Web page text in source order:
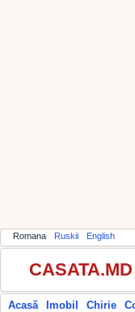
Romana Ruskii English
CASATA.MD
Acasă Imobil Chirie